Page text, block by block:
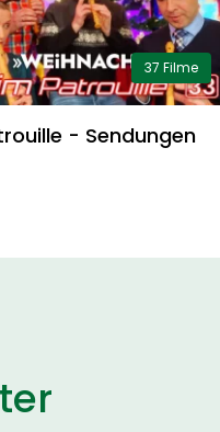
37 Filme
- Sendungen